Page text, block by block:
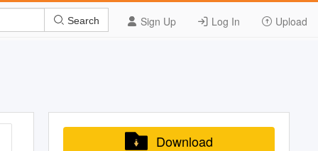
Sign Up Log In Upload
Search
Download